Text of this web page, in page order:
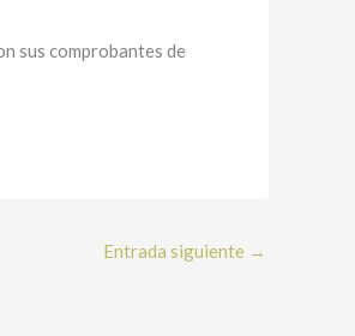
sus comprobantes de
Entrada siguiente →